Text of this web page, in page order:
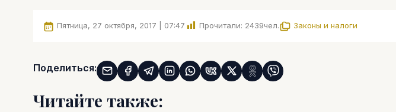
Пятница, 27 октября, 2017 | 07:47 Прочитали: 2439чел. Законы и налоги
Поделиться:
Читайте также: